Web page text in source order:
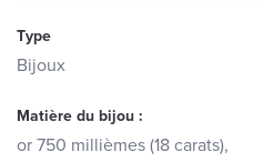
Type
Bijoux
Matière du bijou :
or 750 millièmes (18 carats),